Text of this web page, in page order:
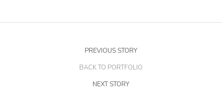
PREVIOUS STORY
BACK TO PORTFOLIO
NEXT STORY